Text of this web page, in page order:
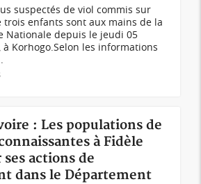
suspectés de viol commis sur
trois enfants sont aux mains de la
Nationale depuis le jeudi 05
à Korhogo.Selon les informations
: Les populations de
à Fidèle
ses actions de
dans le Département